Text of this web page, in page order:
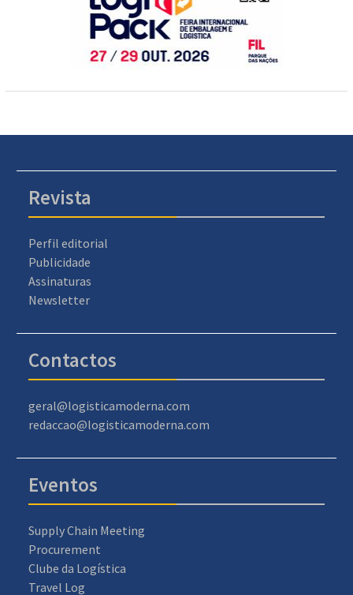
Revista
Perfil editorial
Publicidade
Assinaturas
Newsletter
Contactos
geral@logisticamoderna.com
redaccao@logisticamoderna.com
Eventos
Supply Chain Meeting
Procurement
Clube da Logística
Travel Log